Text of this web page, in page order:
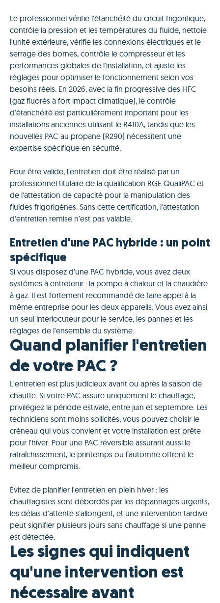
Le professionnel vérifie l'étanchéité du circuit frigorifique,
contrôle la pression et les températures du fluide, nettoie
l'unité extérieure, vérifie les connexions électriques et le
serrage des bornes, contrôle le compresseur et les
performances globales de l'installation, et ajuste les
réglages pour optimiser le fonctionnement selon vos
besoins réels. En 2026, avec la fin progressive des HFC
(gaz fluorés à fort impact climatique), le contrôle
d'étanchéité est particulièrement important pour les
installations anciennes utilisant le R410A, tandis que les
nouvelles PAC au propane (R290) nécessitent une
expertise spécifique en sécurité.
Pour être valide, l'entretien doit être réalisé par un
professionnel titulaire de la qualification RGE QualiPAC et
de l'attestation de capacité pour la manipulation des
fluides frigorigènes. Sans cette certification, l'attestation
d'entretien remise n'est pas valable.
Entretien d'une PAC hybride : un point
spécifique
Si vous disposez d'une PAC hybride, vous avez deux
systèmes à entretenir : la pompe à chaleur et la chaudière
à gaz. Il est fortement recommandé de faire appel à la
même entreprise pour les deux appareils. Vous avez ainsi
un seul interlocuteur pour le service, les pannes et les
réglages de l'ensemble du système.
Quand planifier l'entretien
de votre PAC ?
L'entretien est plus judicieux avant ou après la saison de
chauffe. Si votre PAC assure uniquement le chauffage,
privilégiez la période estivale, entre juin et septembre. Les
techniciens sont moins sollicités, vous pouvez choisir le
créneau qui vous convient et votre installation est prête
pour l'hiver. Pour une PAC réversible assurant aussi le
rafraîchissement, le printemps ou l’automne offrent le
meilleur compromis.
Évitez de planifier l'entretien en plein hiver : les
chauffagistes sont débordés par les dépannages urgents,
les délais d'attente s'allongent, et une intervention tardive
peut signifier plusieurs jours sans chauffage si une panne
est détectée.
Les signes qui indiquent
qu'une intervention est
nécessaire avant